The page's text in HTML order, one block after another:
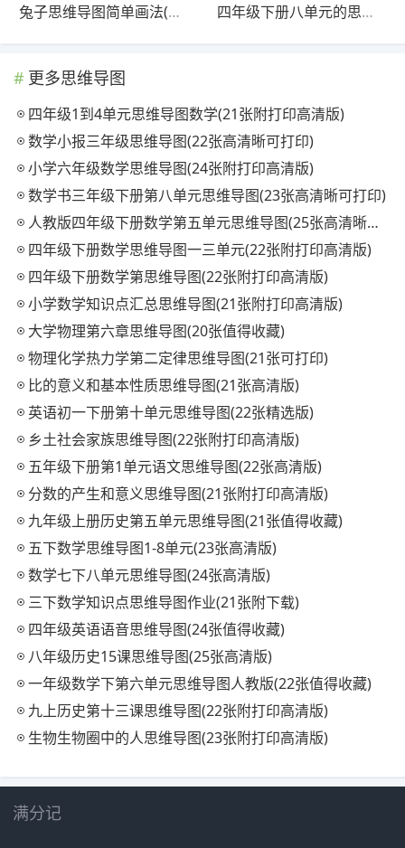
兔子思维导图简单画法(25张可下载) 四年级下册八单元的思维导图(24张精选版)
更多思维导图
四年级1到4单元思维导图数学(21张附打印高清版)
数学小报三年级思维导图(22张高清晰可打印)
小学六年级数学思维导图(24张附打印高清版)
数学书三年级下册第八单元思维导图(23张高清晰可打印)
人教版四年级下册数学第五单元思维导图(25张高清晰可打印)
四年级下册数学思维导图一三单元(22张附打印高清版)
四年级下册数学第思维导图(22张附打印高清版)
小学数学知识点汇总思维导图(21张附打印高清版)
大学物理第六章思维导图(20张值得收藏)
物理化学热力学第二定律思维导图(21张可打印)
比的意义和基本性质思维导图(21张高清版)
英语初一下册第十单元思维导图(22张精选版)
乡土社会家族思维导图(22张附打印高清版)
五年级下册第1单元语文思维导图(22张高清版)
分数的产生和意义思维导图(21张附打印高清版)
九年级上册历史第五单元思维导图(21张值得收藏)
五下数学思维导图1-8单元(23张高清版)
数学七下八单元思维导图(24张高清版)
三下数学知识点思维导图作业(21张附下载)
四年级英语语音思维导图(24张值得收藏)
八年级历史15课思维导图(25张高清版)
一年级数学下第六单元思维导图人教版(22张值得收藏)
九上历史第十三课思维导图(22张附打印高清版)
生物生物圈中的人思维导图(23张附打印高清版)
满分记